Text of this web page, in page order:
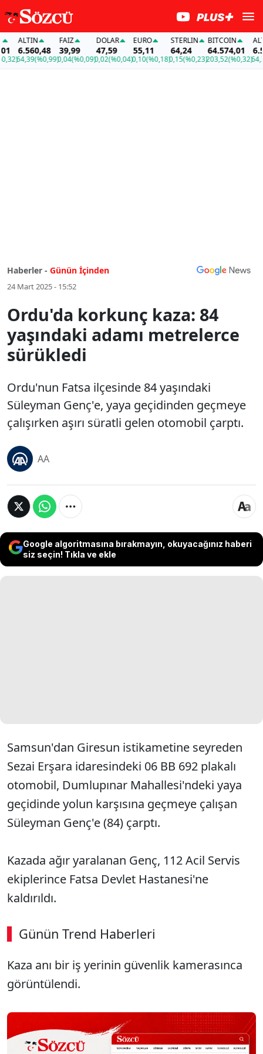
ALTIN
6.560,48
64,39(%0,99)
FAİZ
39,99
0,04(%0,09)
DOLAR
47,59
0,02(%0,04)
EURO
55,11
0,10(%0,18)
STERLIN
64,24
0,15(%0,23)
BITCOIN
64.574,01
203,52(%0,32)64,39
Haberler - Günün İçinden
24 Mart 2025 - 15:52
Ordu'da korkunç kaza: 84
yaşındaki adamı metrelerce
sürükledi
Ordu'nun Fatsa ilçesinde 84 yaşındaki
Süleyman Genç'e, yaya geçidinden geçmeye
çalışırken aşırı süratli gelen otomobil çarptı.
AA
Google algoritmasına bırakmayın, okuyacağınız haberi
siz seçin! Tıkla ve ekle
Samsun'dan Giresun istikametine seyreden
Sezai Erşara idaresindeki 06 BB 692 plakalı
otomobil, Dumlupınar Mahallesi'ndeki yaya
geçidinde yolun karşısına geçmeye çalışan
Süleyman Genç'e (84) çarptı.
Kazada ağır yaralanan Genç, 112 Acil Servis
ekiplerince Fatsa Devlet Hastanesi'ne
kaldırıldı.
Günün Trend Haberleri
SÖZCÜ SON DAKİKA
Kaza anı bir iş yerinin güvenlik kamerasınca
görüntülendi.